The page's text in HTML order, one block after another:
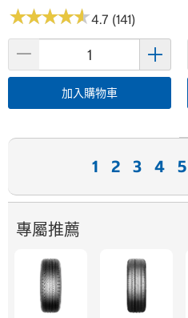
★★★★★
★★★★★4.7 (141)
加入購物車
1 2 3 4 5
專屬推薦